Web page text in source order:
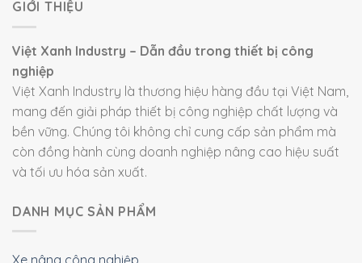
GIỚI THIỆU
Việt Xanh Industry – Dẫn đầu trong thiết bị công
nghiệp
Việt Xanh Industry là thương hiệu hàng đầu tại Việt Nam,
mang đến giải pháp thiết bị công nghiệp chất lượng và
bền vững. Chúng tôi không chỉ cung cấp sản phẩm mà
còn đồng hành cùng doanh nghiệp nâng cao hiệu suất
và tối ưu hóa sản xuất.
DANH MỤC SẢN PHẨM